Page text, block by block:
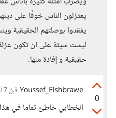
يعتزلون الناس خوفًا على
يفقدوا بوصلتهم الحقيقية
ليست سيئة على ان تكون
حقيقية و إفادة منها.
0
Youssef_Elshbrawe قبل 7 أشهر
الخطابي خاطئ تماما في هذا،